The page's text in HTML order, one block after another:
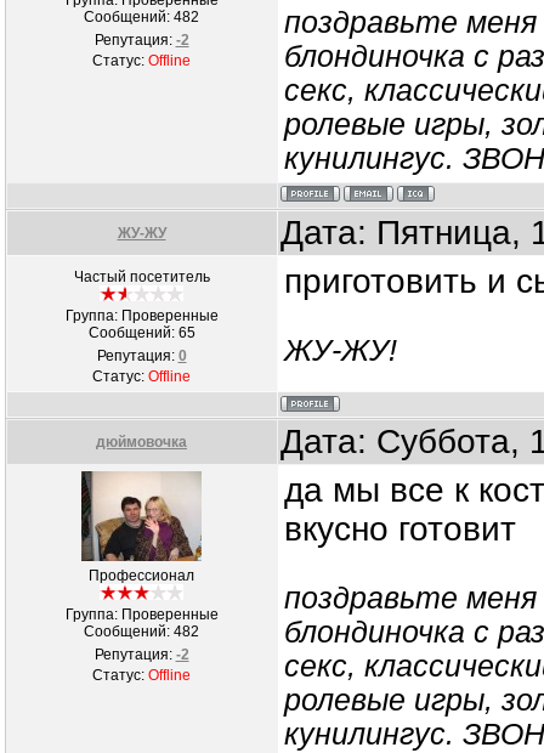
Сообщений: 482
Репутация: -2
Статус: Offline
поздравьте
блондиночка с
секс,
ролевые игры,
кунилингус.
ЖУ-ЖУ Дата: Пятница,
Частый посетитель
Группа: Проверенные
Сообщений: 65
Репутация: 0
Статус: Offline
приготовить и
ЖУ-ЖУ!
дюймовочка Дата: Суббота,
Профессионал
Группа: Проверенные
Сообщений: 482
Репутация: -2
Статус: Offline
да мы все к
вкусно готовит
поздравьте
блондиночка с
секс,
ролевые игры,
кунилингус.